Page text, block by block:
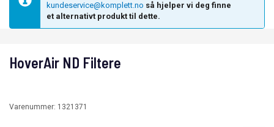
kundeservice@komplett.no så hjelper vi deg finne
et alternativt produkt til dette.
HoverAir ND Filtere
Varenummer: 1321371